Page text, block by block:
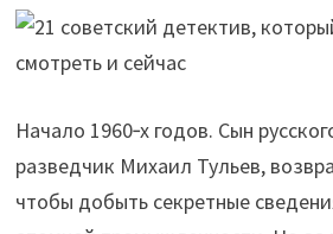
Начало 1960‑х годов. Сын
разведчик Михаил Тульев,
чтобы добыть секретные